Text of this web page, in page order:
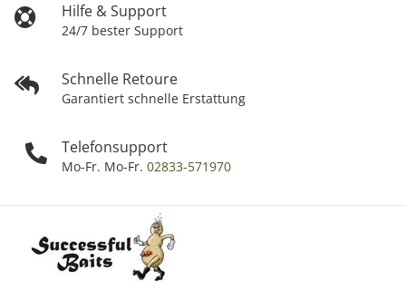
Hilfe & Support
24/7 bester Support
Schnelle Retoure
Garantiert schnelle Erstattung
Telefonsupport
Mo-Fr. Mo-Fr. 02833-571970